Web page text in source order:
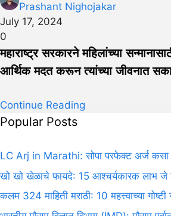
Prashant Nighojakar
July 17, 2024
0
महाराष्ट्र सरकारने महिलांच्या
आर्थिक मदत करून त्यांच्या जीवनात
Continue Reading
Popular Posts
LC Arj in Marathi: सोपा परफेक्ट अर्ज कसा
खो खो खेळाचे फायदे: 15 आश्चर्यकारक लाभ
कलम 324 माहिती मराठी: 10 महत्त्वाच्या